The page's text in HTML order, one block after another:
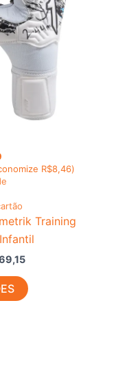
R$8,46)
Training
variantes.
As
opções
ser
na
produto